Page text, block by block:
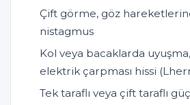
Çift görme, göz
nistagmus
Kol veya bacaklarda
elektrik çarpması hissi
Tek taraflı veya çift taraflı